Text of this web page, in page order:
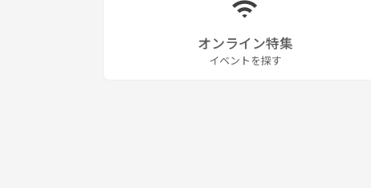
オンライン特集
イベントを探す